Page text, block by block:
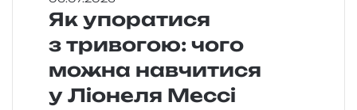
Як упоратися
з тривогою: чого
можна навчитися
у Ліонеля Мессі